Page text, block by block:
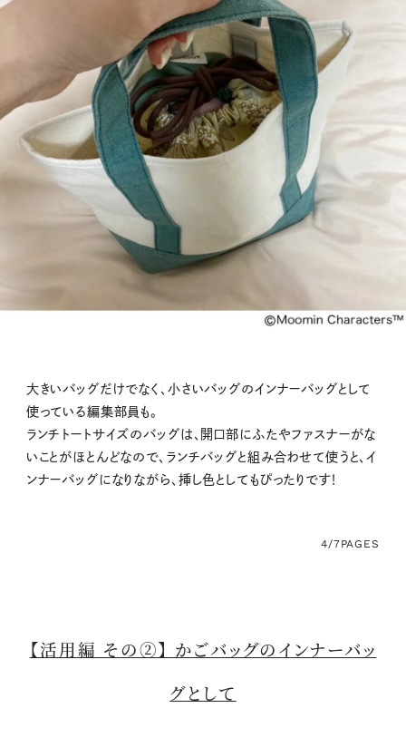
大きいバッグだけでなく、小さいバッグのインナーバッグとして
使っている編集部員も。
ランチトートサイズのバッグは、開口部にふたやファスナーがな
いことがほとんどなので、ランチバッグと組み合わせて使うと、イ
ンナーバッグになりながら、挿し色としてもぴったりです！
4/7PAGES
【活用編 その②】 かごバッグのインナーバッ
グとして